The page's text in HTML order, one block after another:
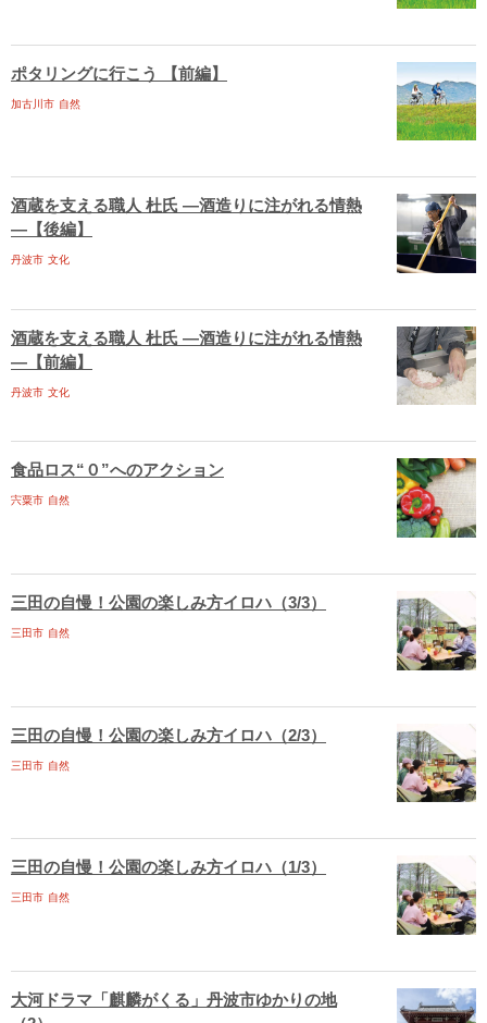
ポタリングに行こう 【前編】
加古川市 自然
酒蔵を支える職人 杜氏 ―酒造りに注がれる情熱
―【後編】
丹波市 文化
酒蔵を支える職人 杜氏 ―酒造りに注がれる情熱
―【前編】
丹波市 文化
食品ロス“０”へのアクション
宍粟市 自然
三田の自慢！公園の楽しみ方イロハ（3/3）
三田市 自然
三田の自慢！公園の楽しみ方イロハ（2/3）
三田市 自然
三田の自慢！公園の楽しみ方イロハ（1/3）
三田市 自然
大河ドラマ「麒麟がくる」丹波市ゆかりの地